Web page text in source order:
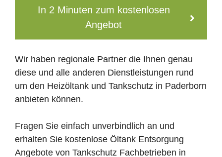
In 2 Minuten zum kostenlosen
Angebot
Wir haben regionale Partner die Ihnen genau
diese und alle anderen Dienstleistungen rund
um den Heizöltank und Tankschutz in Paderborn
anbieten können.
Fragen Sie einfach unverbindlich an und
erhalten Sie kostenlose Öltank Entsorgung
Angebote von Tankschutz Fachbetrieben in